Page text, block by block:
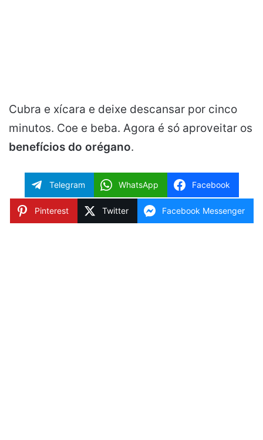
Cubra e xícara e deixe descansar por cinco
minutos. Coe e beba. Agora é só aproveitar os
benefícios do orégano.
Telegram WhatsApp Facebook
Pinterest Twitter Facebook Messenger